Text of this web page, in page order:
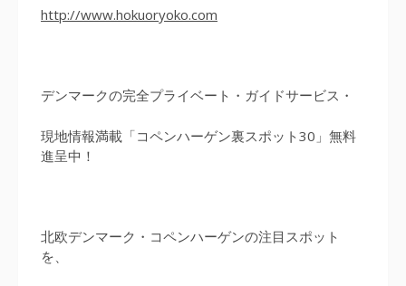
http://www.hokuoryoko.com
デンマークの完全プライベート・ガイドサービス・
現地情報満載「コペンハーゲン裏スポット30」無料
進呈中！
北欧デンマーク・コペンハーゲンの注目スポット
を、